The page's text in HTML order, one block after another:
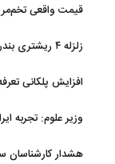
قیمت واقعی
زلزله ۴ ریشتری بندرلنگه را لرزاند
افزایش پلکانی
وزیر علوم: تجربه
هشدار کارشناسان